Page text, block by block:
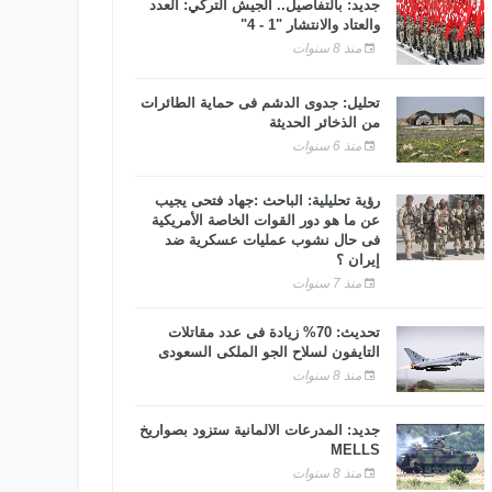
جديد: بالتفاصيل.. الجيش التركي: العدد
والعتاد والانتشار "1 - 4"
منذ 8 سنوات
تحليل: جدوى الدشم فى حماية الطائرات
من الذخائر الحديثة
منذ 6 سنوات
رؤية تحليلية: الباحث :جهاد فتحى يجيب
عن ما هو دور القوات الخاصة الأمريكية
فى حال نشوب عمليات عسكرية ضد
إيران ؟
منذ 7 سنوات
تحديث: 70% زيادة فى عدد مقاتلات
التايفون لسلاح الجو الملكى السعودى
منذ 8 سنوات
جديد: المدرعات الألمانية ستزود بصواريخ
MELLS
منذ 8 سنوات